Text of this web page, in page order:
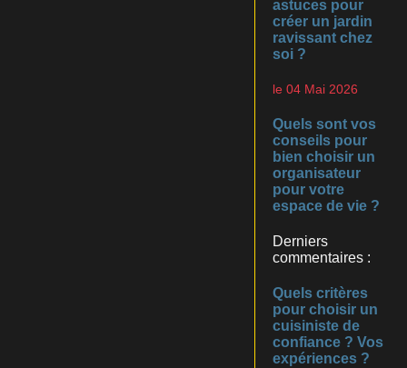
astuces pour
créer un jardin
ravissant chez
soi ?
le 04 Mai 2026
Quels sont vos
conseils pour
bien choisir un
organisateur
pour votre
espace de vie ?
Derniers
commentaires :
Quels critères
pour choisir un
cuisiniste de
confiance ? Vos
expériences ?